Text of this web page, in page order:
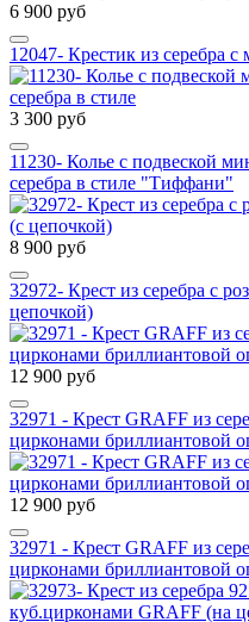
6 900 руб
12047- Крестик из серебра
3 300 руб
11230- Колье с подвеской
серебра в стиле "Тиффани"
8 900 руб
32972- Крест из серебра с
цепочкой)
12 900 руб
32971 - Крест GRAFF из
цирконами бриллиантовой
12 900 руб
32971 - Крест GRAFF из
цирконами бриллиантовой